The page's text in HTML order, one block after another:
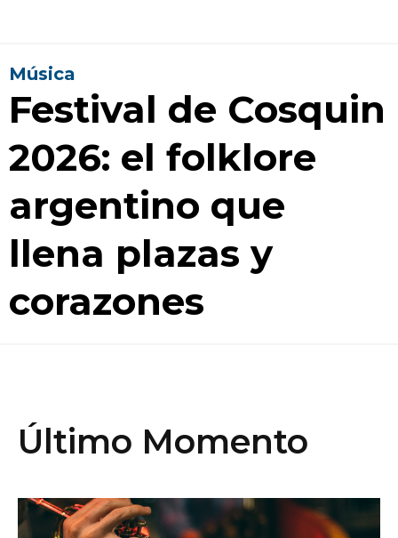
Música
Festival de Cosquin
2026: el folklore
argentino que
llena plazas y
corazones
Último Momento